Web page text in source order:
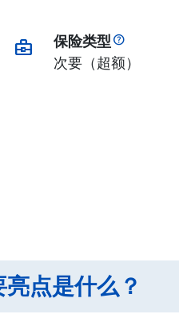
business_center
保险类型
次要（超额）
点是什么？